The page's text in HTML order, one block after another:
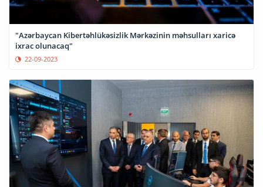
"Azərbaycan Kibertəhlükəsizlik Mərkəzinin məhsulları xaricə
ixrac olunacaq"
22-09-2023